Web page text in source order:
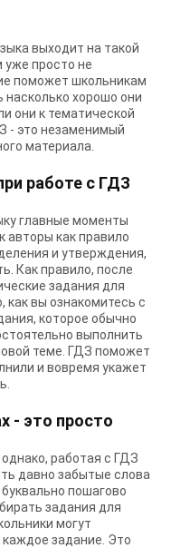
выходит на такой
уже просто не
поможет школьникам
насколько хорошо они
они к тематической
- это незаменимый
материала.
работе с ГДЗ
главные моменты
как правило
и утверждения,
Как правило, после
задания для
как вы ознакомитесь с
которое обычно
выполнить
теме. ГДЗ поможет
и вовремя укажет
- это просто
работая с ГДЗ
давно забытые слова
пошагово
задания для
могут
задание. Это